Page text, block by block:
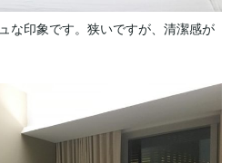
な印象です。狭いですが、清潔感が